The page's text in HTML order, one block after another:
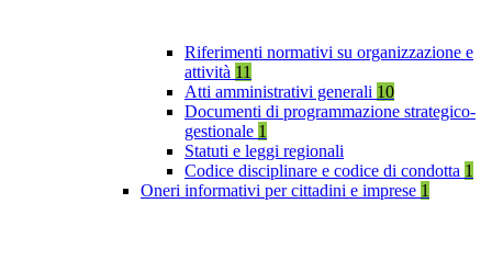
Riferimenti normativi su organizzazione e
attività 11
Atti amministrativi generali 10
Documenti di programmazione strategico-
gestionale 1
Statuti e leggi regionali
Codice disciplinare e codice di condotta 1
Oneri informativi per cittadini e imprese 1